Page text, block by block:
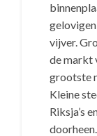
vijver.
de markt
grootste
Kleine
Riksja’s